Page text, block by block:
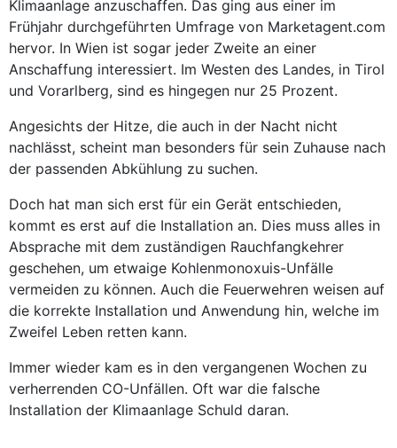
Klimaanlage anzuschaffen. Das ging aus einer im
Frühjahr durchgeführten Umfrage von Marketagent.com
hervor. In Wien ist sogar jeder Zweite an einer
Anschaffung interessiert. Im Westen des Landes, in Tirol
und Vorarlberg, sind es hingegen nur 25 Prozent.
Angesichts der Hitze, die auch in der Nacht nicht
nachlässt, scheint man besonders für sein Zuhause nach
der passenden Abkühlung zu suchen.
Doch hat man sich erst für ein Gerät entschieden,
kommt es erst auf die Installation an. Dies muss alles in
Absprache mit dem zuständigen Rauchfangkehrer
geschehen, um etwaige Kohlenmonoxuis-Unfälle
vermeiden zu können. Auch die Feuerwehren weisen auf
die korrekte Installation und Anwendung hin, welche im
Zweifel Leben retten kann.
Immer wieder kam es in den vergangenen Wochen zu
verherrenden CO-Unfällen. Oft war die falsche
Installation der Klimaanlage Schuld daran.